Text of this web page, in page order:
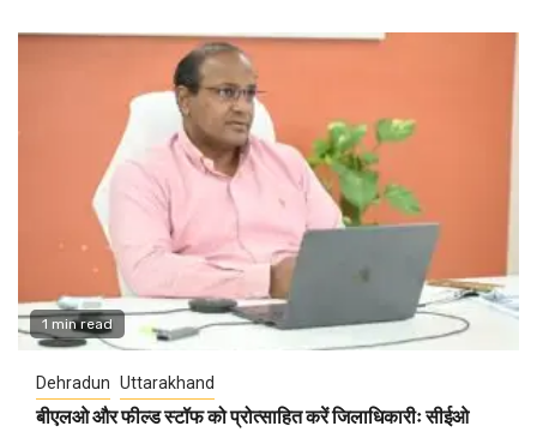
1 min read
Dehradun Uttarakhand
बीएलओ और फील्ड स्टॉफ को प्रोत्साहित करें जिलाधिकारीः सीईओ